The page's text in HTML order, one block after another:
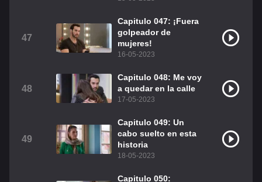
47
Capitulo 047: ¡Fuera
golpeador de
mujeres!
16-05-2023
48
Capitulo 048: Me voy
a quedar en la calle
17-05-2023
49
Capitulo 049: Un
cabo suelto en esta
historia
18-05-2023
Capitulo 050: